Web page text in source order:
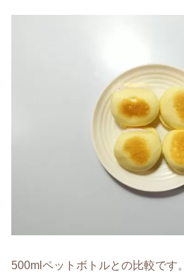
500mlペットボトルとの比較です。